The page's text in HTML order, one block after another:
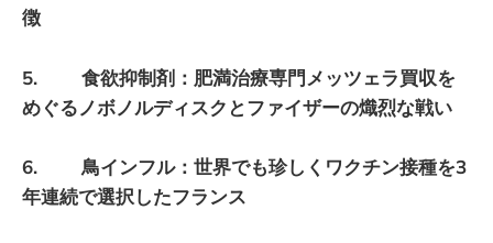
徴
5. 食欲抑制剤：肥満治療専門メッツェラ買収を
めぐるノボノルディスクとファイザーの熾烈な戦い
6. 鳥インフル：世界でも珍しくワクチン接種を3
年連続で選択したフランス